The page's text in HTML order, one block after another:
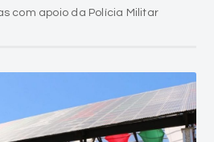
com apoio da Polícia Militar